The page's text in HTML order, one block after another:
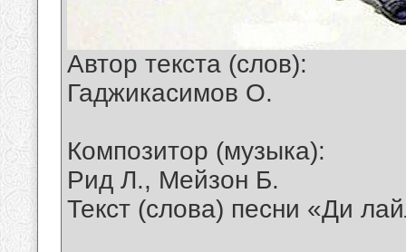
Автор текста (слов):
Гаджикасимов О.
Композитор (музыка):
Рид Л., Мейзон Б.
Текст (слова) песни «Ди